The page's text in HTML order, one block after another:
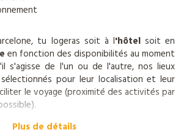
tu logeras soit à l'hôtelsoit en
en fonction des disponibilités au moment
s'agisse de l'un ou de l'autre, nos lieux
pour leur localisation et leur
le voyage (proximité des activités par
Plus de détails